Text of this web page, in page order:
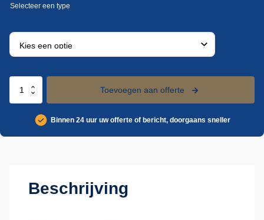
Mengtrog
Toevoegen aan offerte
Binnen 24 uur uw offerte of bericht, doorgaans sneller
Beschrijving